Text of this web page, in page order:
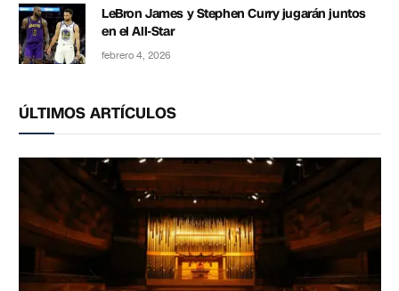
LeBron James y Stephen Curry jugarán juntos
en el All-Star
febrero 4, 2026
ÚLTIMOS ARTÍCULOS